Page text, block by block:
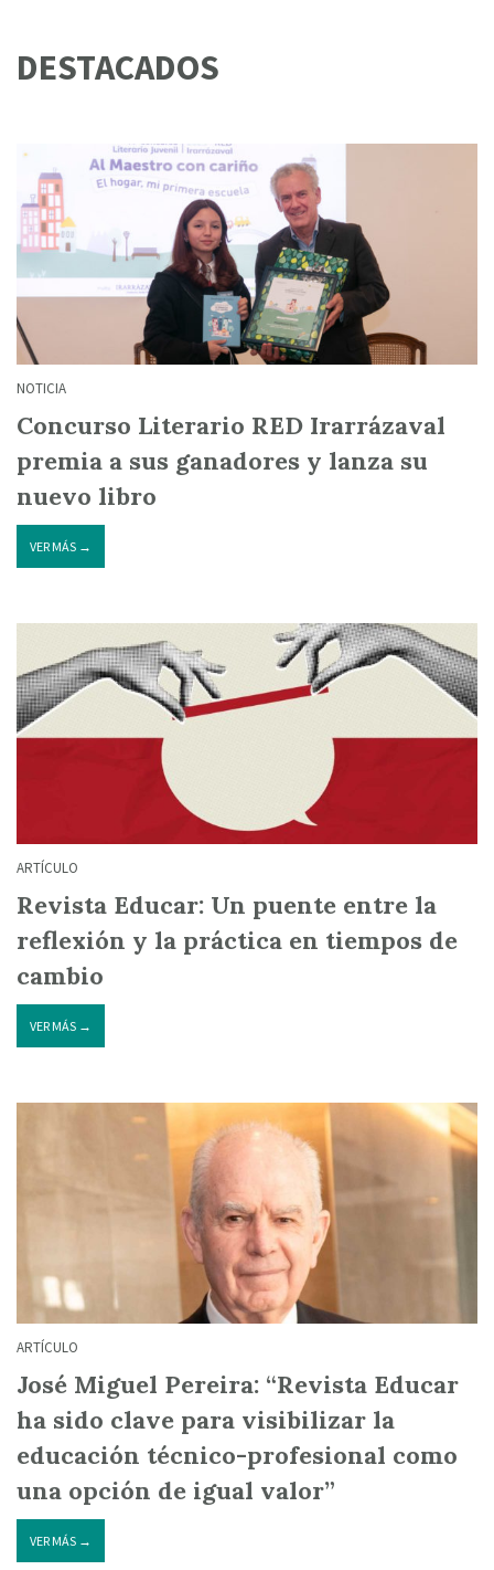
DESTACADOS
NOTICIA
Concurso Literario RED Irarrázaval
premia a sus ganadores y lanza su
nuevo libro
VER MÁS →
ARTÍCULO
Revista Educar: Un puente entre la
reflexión y la práctica en tiempos de
cambio
VER MÁS →
ARTÍCULO
José Miguel Pereira: “Revista Educar
ha sido clave para visibilizar la
educación técnico-profesional como
una opción de igual valor”
VER MÁS →